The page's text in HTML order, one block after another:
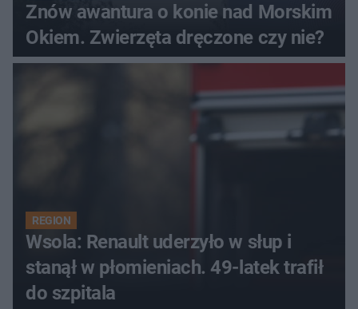
Znów awantura o konie nad Morskim
Okiem. Zwierzęta dręczone czy nie?
REGION
Wsola: Renault uderzyło w słup i
stanął w płomieniach. 49-latek trafił
do szpitala